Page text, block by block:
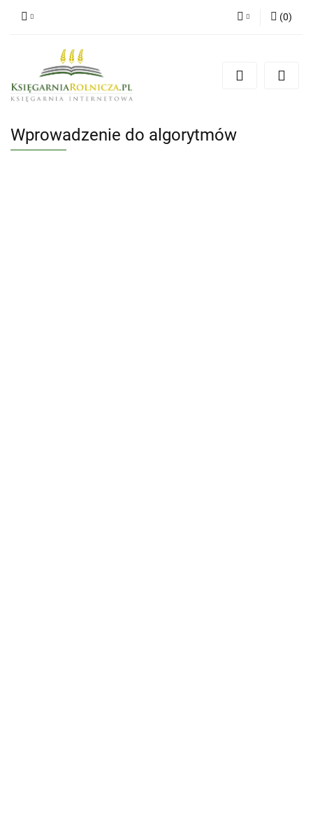
Zarejestruj się
(0)
Wprowadzenie do algorytmów